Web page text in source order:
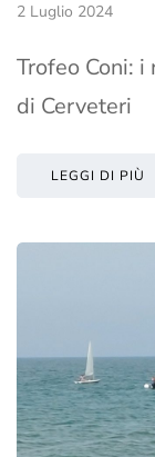
2 Luglio 2024
Trofeo Coni:
di Cerveteri
LEGGI DI PIÙ